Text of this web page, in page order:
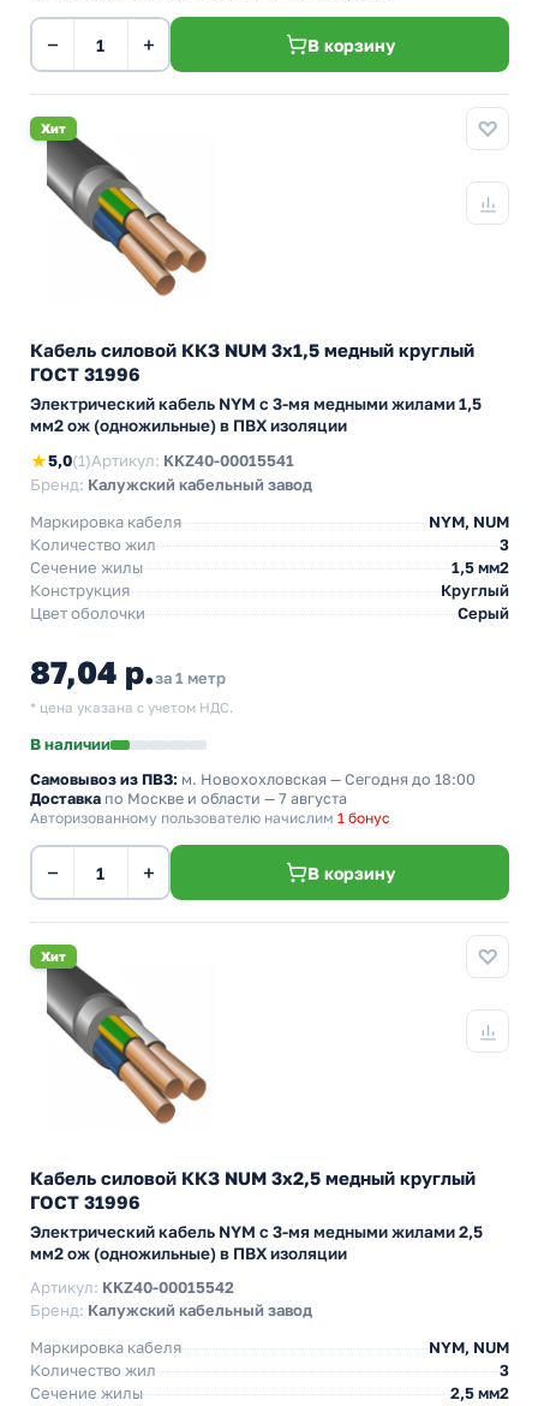
− + В корзину
Хит
Кабель силовой ККЗ NUM 3х1,5 медный круглый
ГОСТ 31996
Электрический кабель NYM с 3-мя медными жилами 1,5
мм2 ож (одножильные) в ПВХ изоляции
★5,0(1)Артикул: KKZ40-00015541
Бренд: Калужский кабельный завод
Маркировка кабеля
NYM, NUM
Количество жил
3
Сечение жилы
1,5 мм2
Конструкция
Круглый
Цвет оболочки
Серый
87,04 р.за 1 метр
* цена указана с учетом НДС.
В наличии
Самовывоз из ПВЗ: м. Новохохловская — Сегодня до 18:00
Доставка по Москве и области — 7 августа
Авторизованному пользователю начислим 1 бонус
− + В корзину
Хит
Кабель силовой ККЗ NUM 3х2,5 медный круглый
ГОСТ 31996
Электрический кабель NYM с 3-мя медными жилами 2,5
мм2 ож (одножильные) в ПВХ изоляции
Артикул: KKZ40-00015542
Бренд: Калужский кабельный завод
Маркировка кабеля
NYM, NUM
Количество жил
3
Сечение жилы
2,5 мм2